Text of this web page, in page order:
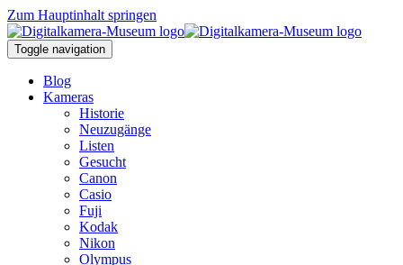
Zum Hauptinhalt springen
Toggle navigation
Blog
Kameras
Historie
Neuzugänge
Listen
Gesucht
Canon
Casio
Fuji
Kodak
Nikon
Olympus